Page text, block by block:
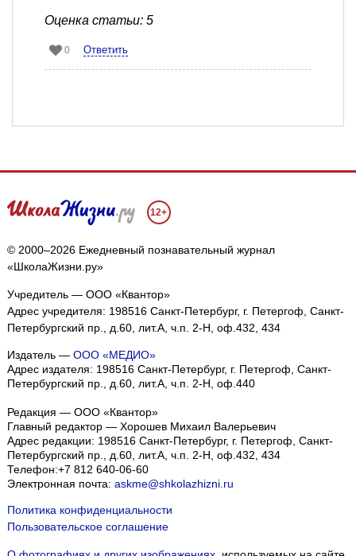
Оценка статьи: 5
0 Ответить
12+
© 2000–2026 Ежедневный познавательный журнал
«ШколаЖизни.ру»
Учредитель — ООО «Квантор»
Адрес учредителя: 198516 Санкт-Петербург, г. Петергоф, Санкт-
Петербургский пр., д.60, лит.А, ч.п. 2-Н, оф.432, 434
Издатель — ООО «МЕДИО»
Адрес издателя: 198516 Санкт-Петербург, г. Петергоф, Санкт-
Петербургский пр., д.60, лит.А, ч.п. 2-Н, оф.440
Редакция — ООО «Квантор»
Главный редактор — Хорошев Михаил Валерьевич
Адрес редакции: 198516 Санкт-Петербург, г. Петергоф Санкт-
Петербургский пр., д.60, лит.А, ч.п. 2-Н, оф.432, 434
Телефон:+7 812 640-06-60
Электронная почта: askme@shkolazhizni.ru
Политика конфиденциальности
Пользовательское соглашение